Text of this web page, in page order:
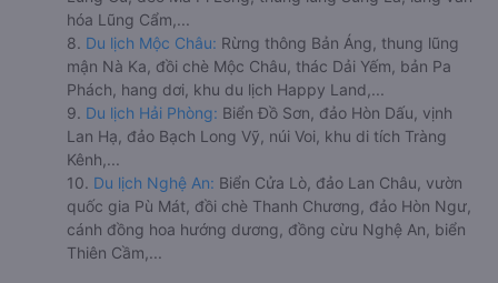
hóa Lũng Cẩm,...
8. Du lịch Mộc Châu: Rừng thông Bản Áng, thung lũng
mận Nà Ka, đồi chè Mộc Châu, thác Dải Yếm, bản Pa
Phách, hang dơi, khu du lịch Happy Land,...
9. Du lịch Hải Phòng: Biển Đồ Sơn, đảo Hòn Dấu, vịnh
Lan Hạ, đảo Bạch Long Vỹ, núi Voi, khu di tích Tràng
Kênh,...
10. Du lịch Nghệ An: Biển Cửa Lò, đảo Lan Châu, vườn
quốc gia Pù Mát, đồi chè Thanh Chương, đảo Hòn Ngư,
cánh đồng hoa hướng dương, đồng cừu Nghệ An, biển
Thiên Cầm,...